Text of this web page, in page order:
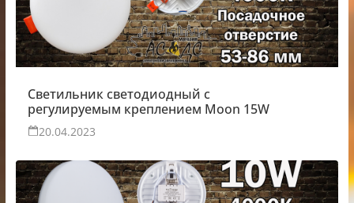
Светильник светодиодный с
регулируемым креплением Moon 15W
20.04.2023